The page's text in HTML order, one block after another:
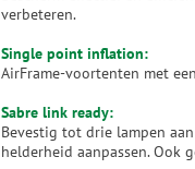
verbeteren.
Single point inflation:
AirFrame-voortenten met
Sabre link ready:
Bevestig tot drie lampen
helderheid aanpassen. Ook